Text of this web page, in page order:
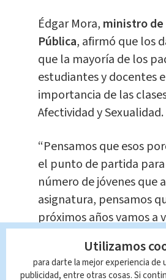
Édgar Mora, ministro de
Pública, afirmó que los
que la mayoría de los
estudiantes y docentes
importancia de las
Afectividad y Sexualidad.
“Pensamos que esos
el punto de partida
número de jóvenes que
asignatura, pensamos
próximos años vamos a
alumnos que reciben
Sexualidad”, declaró el
Utilizamos
para darte la mejor experiencia de
publicidad, entre otras cosas. Si